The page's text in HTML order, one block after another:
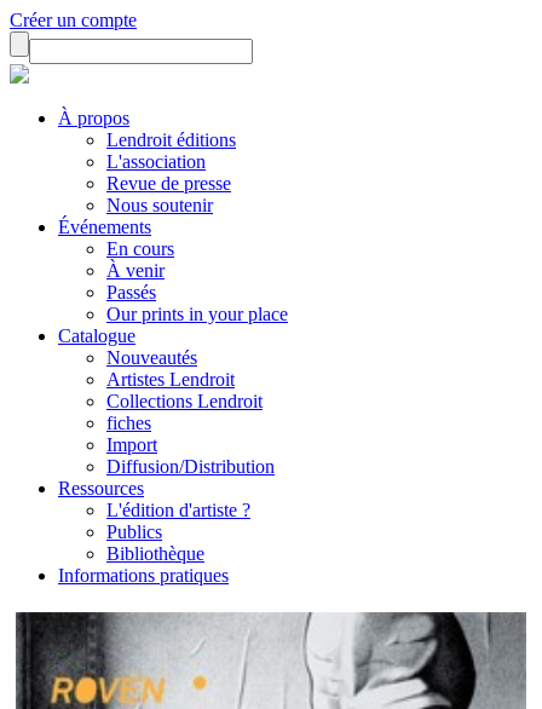
Créer un compte
À propos
Lendroit éditions
L'association
Revue de presse
Nous soutenir
Événements
En cours
À venir
Passés
Our prints in your place
Catalogue
Nouveautés
Artistes Lendroit
Collections Lendroit
fiches
Import
Diffusion/Distribution
Ressources
L'édition d'artiste ?
Publics
Bibliothèque
Informations pratiques